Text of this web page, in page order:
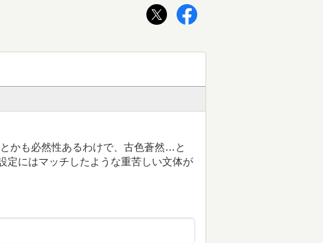
かも必然性あるわけで、古色蒼然…と
定にはマッチしたような重苦しい文体が